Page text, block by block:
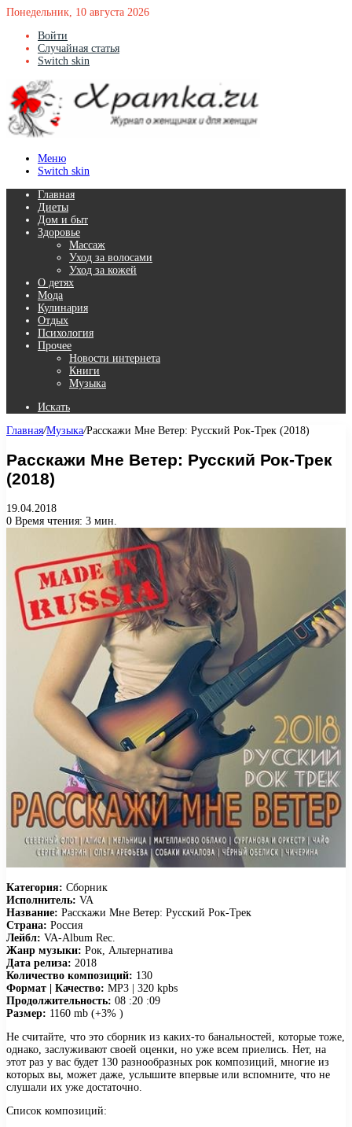
Понедельник, 10 августа 2026
Войти
Случайная статья
Switch skin
Меню
Switch skin
Главная
Диеты
Дом и быт
Здоровье
Массаж
Уход за волосами
Уход за кожей
О детях
Мода
Кулинария
Отдых
Психология
Прочее
Новости интернета
Книги
Музыка
Искать
Главная/Музыка/Расскажи Мне Ветер: Русский Рок-Трек (2018)
Расскажи Мне Ветер: Русский Рок-Трек
(2018)
19.04.2018
0 Время чтения: 3 мин.
Категория: Сборник
Исполнитель: VA
Название: Расскажи Мне Ветер: Русский Рок-Трек
Страна: Россия
Лейбл: VA-Album Rec.
Жанр музыки: Рок, Альтернатива
Дата релиза: 2018
Количество композиций: 130
Формат | Качество: MP3 | 320 kpbs
Продолжительность: 08 :20 :09
Размер: 1160 mb (+3% )
Не считайте, что это сборник из каких-то банальностей, которые тоже,
однако, заслуживают своей оценки, но уже всем приелись. Нет, на
этот раз у вас будет 130 разнообразных рок композиций, многие из
которых вы, может даже, услышите впервые или вспомните, что не
слушали их уже достаточно.
Список композиций: